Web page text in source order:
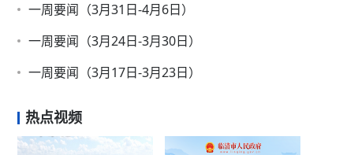
一周要闻（3月31日-4月6日）
一周要闻（3月24日-3月30日）
一周要闻（3月17日-3月23日）
热点视频